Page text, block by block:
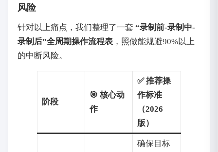
风险
针对以上痛点，我们整理了一套 “录制前-录制中-
录制后”全周期操作流程表，照做能规避90%以上
的中断风险。
阶段
🎯 核心动
作
✅ 推荐操
作标准
（2026
版）
确保目标